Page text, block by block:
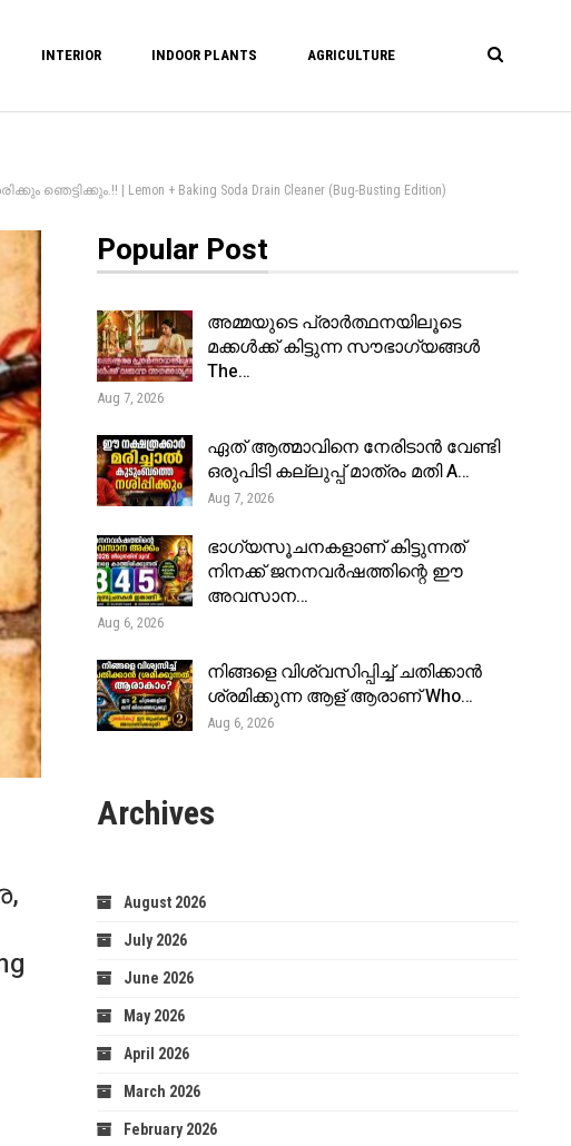
INTERIOR INDOOR PLANTS AGRICULTURE
| Lemon + Baking Soda Drain Cleaner (Bug-Busting Edition)
Popular Post
അമ്മയുടെ പ്രാർത്ഥനയിലൂടെ
മക്കൾക്ക് കിട്ടുന്ന സൗഭാഗ്യങ്ങൾ
The…
Aug 7, 2026
ഏത് ആത്മാവിനെ നേരിടാൻ വേണ്ടി
ഒരുപിടി കല്ലുപ്പ് മാത്രം മതി A…
Aug 7, 2026
ഭാഗ്യസൂചനകളാണ് കിട്ടുന്നത്
നിനക്ക് ജനനവർഷത്തിന്റെ ഈ
അവസാന…
Aug 6, 2026
നിങ്ങളെ വിശ്വസിപ്പിച്ച് ചതിക്കാൻ
ശ്രമിക്കുന്ന ആള് ആരാണ് Who…
Aug 6, 2026
Archives
August 2026
July 2026
June 2026
May 2026
April 2026
March 2026
February 2026